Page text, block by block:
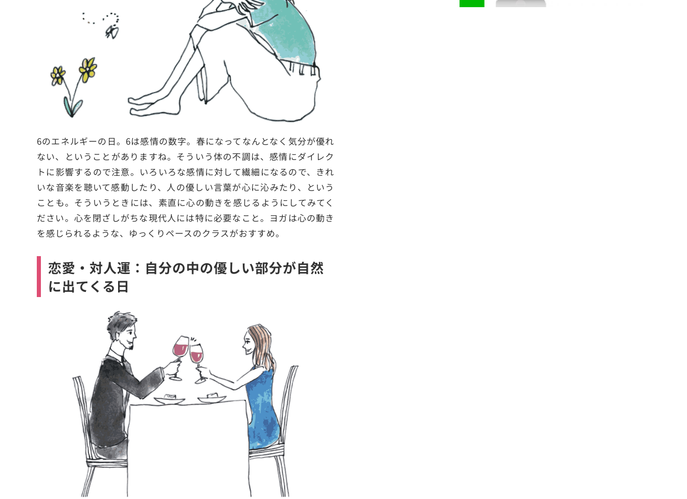
6のエネルギーの日。6は感情の数字。春になってなんとなく気分が優れ
ない、ということがありますね。そういう体の不調は、感情にダイレク
トに影響するので注意。いろいろな感情に対して繊細になるので、きれ
いな音楽を聴いて感動したり、人の優しい言葉が心に沁みたり、という
ことも。そういうときには、素直に心の動きを感じるようにしてみてく
ださい。心を閉ざしがちな現代人には特に必要なこと。ヨガは心の動き
を感じられるような、ゆっくりペースのクラスがおすすめ。
恋愛・対人運：自分の中の優しい部分が自然
に出てくる日